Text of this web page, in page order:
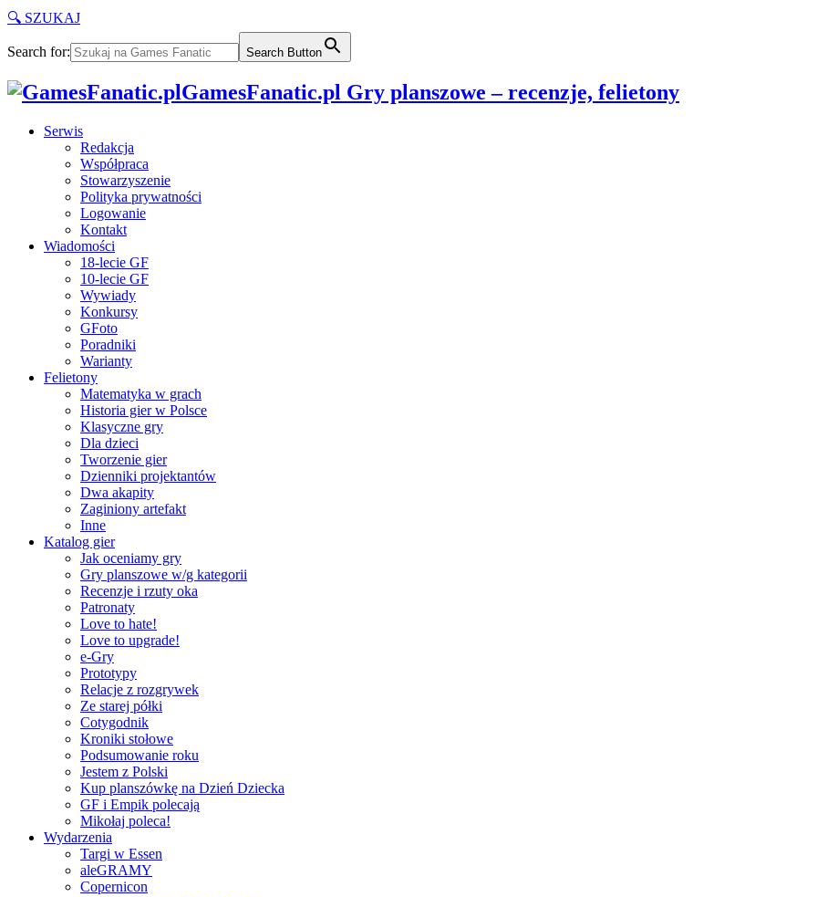
🔍 SZUKAJ
Search for: Search Button
GamesFanatic.pl Gry planszowe – recenzje, felietony
Serwis
Redakcja
Współpraca
Stowarzyszenie
Polityka prywatności
Logowanie
Kontakt
Wiadomości
18-lecie GF
10-lecie GF
Wywiady
Konkursy
GFoto
Poradniki
Warianty
Felietony
Matematyka w grach
Historia gier w Polsce
Klasyczne gry
Dla dzieci
Tworzenie gier
Dzienniki projektantów
Dwa akapity
Zaginiony artefakt
Inne
Katalog gier
Jak oceniamy gry
Gry planszowe w/g kategorii
Recenzje i rzuty oka
Patronaty
Love to hate!
Love to upgrade!
e-Gry
Prototypy
Relacje z rozgrywek
Ze starej półki
Cotygodnik
Kroniki stołowe
Podsumowanie roku
Jestem z Polski
Kup planszówkę na Dzień Dziecka
GF i Empik polecają
Mikołaj poleca!
Wydarzenia
Targi w Essen
aleGRAMY
Copernicon